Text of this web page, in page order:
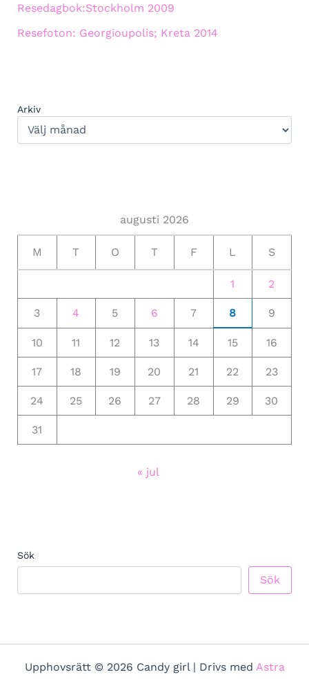
Resedagbok:Stockholm 2009
Resefoton: Georgioupolis; Kreta 2014
Arkiv
augusti 2026
M T O T F L S
1 2
3 4 5 6 7 8 9
10 11 12 13 14 15 16
17 18 19 20 21 22 23
24 25 26 27 28 29 30
31
« jul
Sök
Sök
Upphovsrätt © 2026 Candy girl | Drivs med Astra